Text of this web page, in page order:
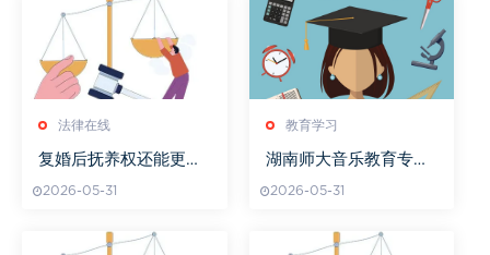
法律在线
复婚后抚养权还能更改
2026-05-31
教育学习
湖南师大音乐教育专硕
2026-05-31